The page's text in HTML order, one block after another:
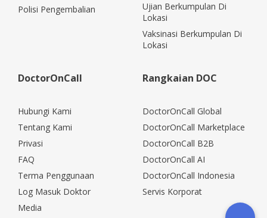
Polisi Pengembalian
Ujian Berkumpulan Di
Lokasi
Vaksinasi Berkumpulan Di
Lokasi
DoctorOnCall
Hubungi Kami
Tentang Kami
Privasi
FAQ
Terma Penggunaan
Log Masuk Doktor
Media
Rangkaian DOC
DoctorOnCall Global
DoctorOnCall Marketplace
DoctorOnCall B2B
DoctorOnCall AI
DoctorOnCall Indonesia
Servis Korporat